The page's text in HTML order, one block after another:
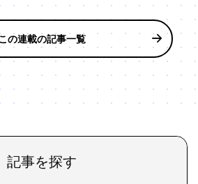
の連載の記事一覧
記事を探す